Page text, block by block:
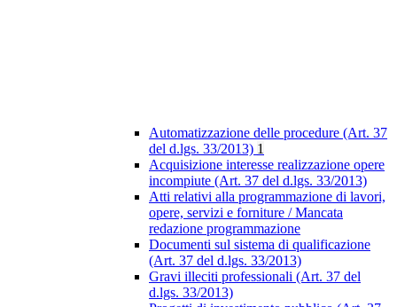
Automatizzazione delle procedure (Art. 37
del d.lgs. 33/2013) 1
Acquisizione interesse realizzazione opere
incompiute (Art. 37 del d.lgs. 33/2013)
Atti relativi alla programmazione di lavori,
opere, servizi e forniture / Mancata
redazione programmazione
Documenti sul sistema di qualificazione
(Art. 37 del d.lgs. 33/2013)
Gravi illeciti professionali (Art. 37 del
d.lgs. 33/2013)